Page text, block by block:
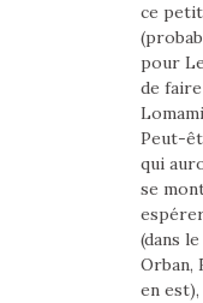
ce
pour
de
Peut-
qui
se
(dans
Orban,
en